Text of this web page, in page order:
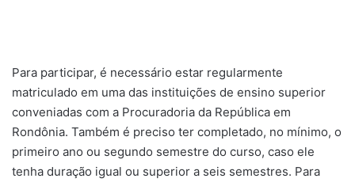
Para participar, é necessário estar regularmente
matriculado em uma das instituições de ensino superior
conveniadas com a Procuradoria da República em
Rondônia. Também é preciso ter completado, no mínimo, o
primeiro ano ou segundo semestre do curso, caso ele
tenha duração igual ou superior a seis semestres. Para